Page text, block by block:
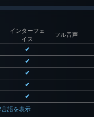
インターフェ
イス
フル音声
✔
✔
✔
✔
✔
語を表示